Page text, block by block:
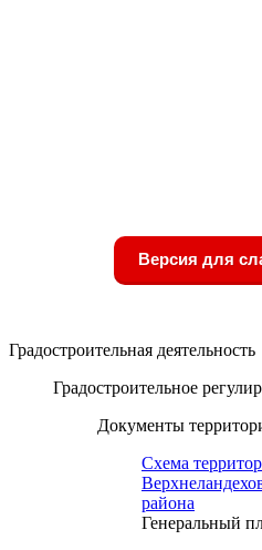
Версия для
Градостроительная деятельность
Градостроительное
Документы
Схема
района
Генеральный